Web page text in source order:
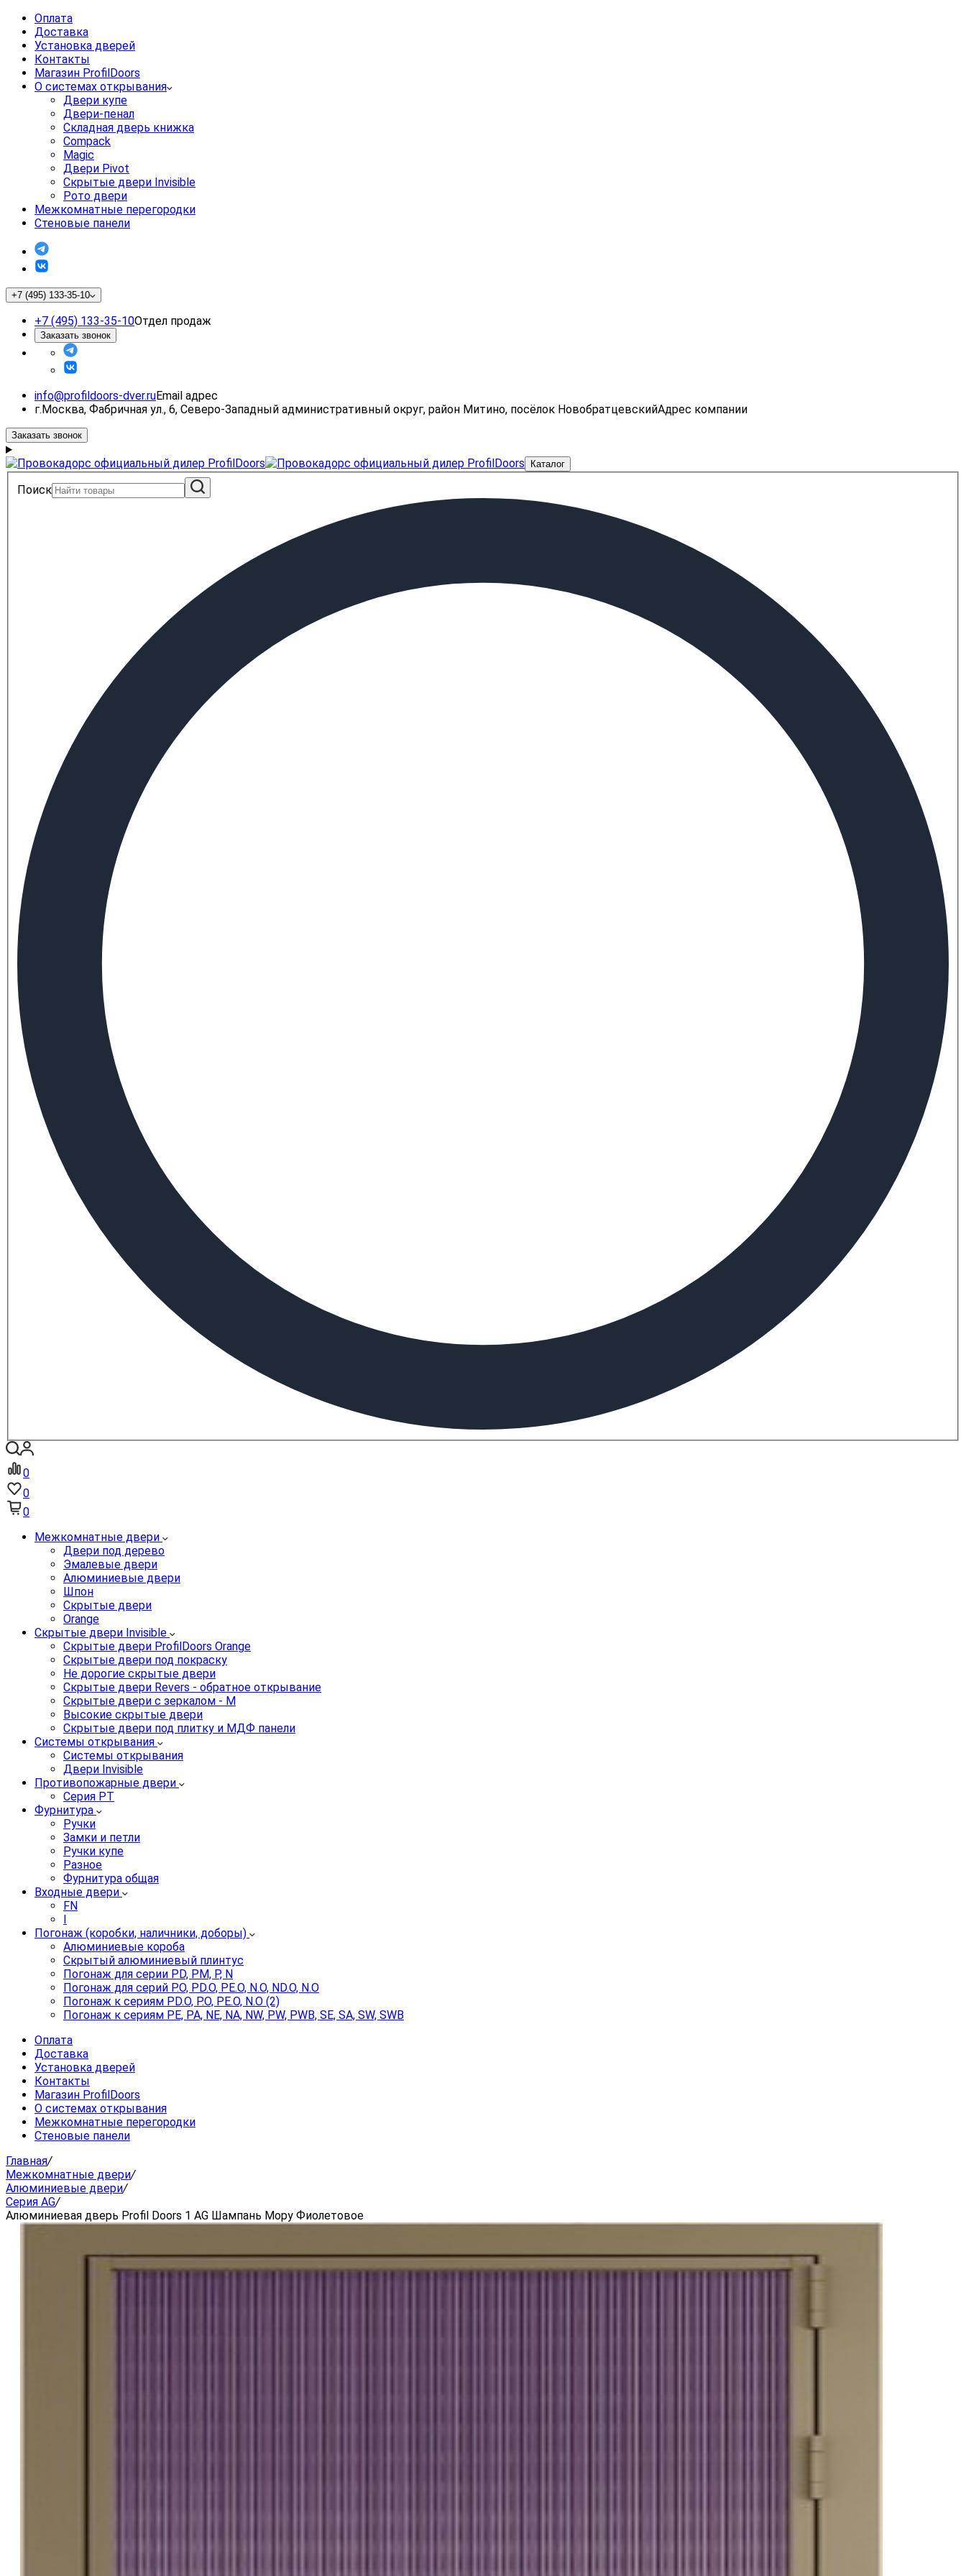
Оплата
Доставка
Установка дверей
Контакты
Магазин ProfilDoors
О системах открывания
Двери купе
Двери-пенал
Складная дверь книжка
Compack
Magic
Двери Pivot
Скрытые двери Invisible
Рото двери
Межкомнатные перегородки
Стеновые панели
+7 (495) 133-35-10
+7 (495) 133-35-10Отдел продаж
Заказать звонок
info@profildoors-dver.ruEmail адрес
г.Москва, Фабричная ул., 6, Северо-Западный административный округ, район Митино, посёлок НовобратцевскийАдрес компании
Заказать звонок
Каталог
Поиск
0
0
0
Межкомнатные двери
Двери под дерево
Эмалевые двери
Алюминиевые двери
Шпон
Скрытые двери
Orange
Скрытые двери Invisible
Скрытые двери ProfilDoors Orange
Скрытые двери под покраску
Не дорогие скрытые двери
Скрытые двери Revers - обратное открывание
Скрытые двери с зеркалом - M
Высокие скрытые двери
Скрытые двери под плитку и МДФ панели
Системы открывания
Системы открывания
Двери Invisible
Противопожарные двери
Серия PT
Фурнитура
Ручки
Замки и петли
Ручки купе
Разное
Фурнитура общая
Входные двери
FN
I
Погонаж (коробки, наличники, доборы)
Алюминиевые короба
Скрытый алюминиевый плинтус
Погонаж для серии PD, PM, P, N
Погонаж для серий P.O, PD.O, PE.O, N.O, ND.O, N.O
Погонаж к сериям PD.O, P.O, PE.O, N.O (2)
Погонаж к сериям PE, PA, NE, NA, NW, PW, PWB, SE, SA, SW, SWB
Оплата
Доставка
Установка дверей
Контакты
Магазин ProfilDoors
О системах открывания
Межкомнатные перегородки
Стеновые панели
Главная/
Межкомнатные двери/
Алюминиевые двери/
Серия AG/
Алюминиевая дверь Profil Doors 1 AG Шампань Мору Фиолетовое